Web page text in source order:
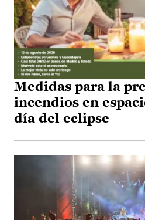
Medidas para la
incendios en
día del eclipse